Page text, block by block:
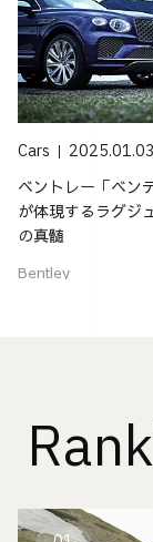
Cars 2025.01.03
ベントレー「ベン
が体現するラグジ
の真髄
Bentley